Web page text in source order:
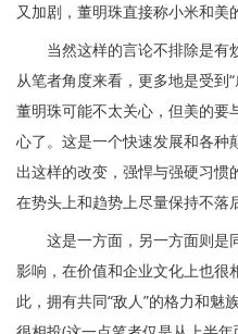
又加剧，董明珠直接称小米和美
当然这样的言论不排除是有
从笔者角度来看，更多地是受到
董明珠可能不太关心，但美的要
心了。这是一个快速发展和各种
出这样的改变，强悍与强硬习惯
在势头上和趋势上尽量保持不落
这是一方面，另一方面则是
影响，在价值和企业文化上也很
此，拥有共同“敌人”的格力和魅